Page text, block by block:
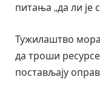
питања „да ли је
Тужилаштво
да троши
постављају